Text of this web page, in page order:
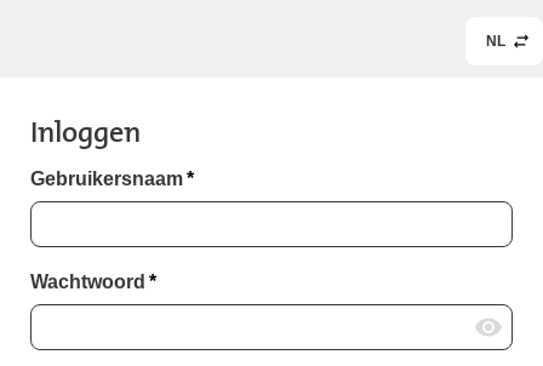
NL
Inloggen
Gebruikersnaam*
Wachtwoord *